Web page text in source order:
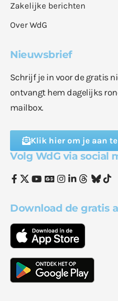
Zakelijke berichten
Over WdG
Nieuwsbrief
Schrijf je in voor de gratis
ontvangt hem dagelijks
mailbox.
Klik hier om je aan
Volg WdG via social
Download de gratis